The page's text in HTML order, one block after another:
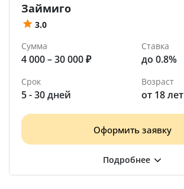
Займиго
3.0
Сумма
4 000 – 30 000 ₽
Ставка
до 0.8%
Срок
5 - 30 дней
Возраст
от 18 лет
Оформить заявку